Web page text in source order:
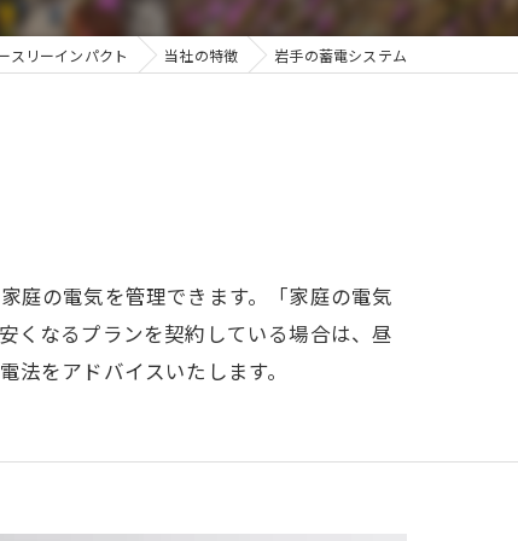
スリーインパクト 当社の特徴 岩手の蓄電システム
庭の電気を管理できます。「家庭の電気
くなるプランを契約している場合は、昼
をアドバイスいたします。